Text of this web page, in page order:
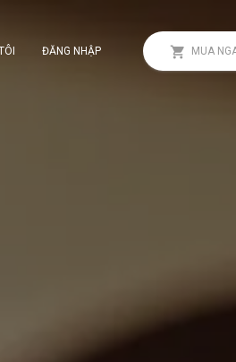
ĐĂNG NHẬP MUA